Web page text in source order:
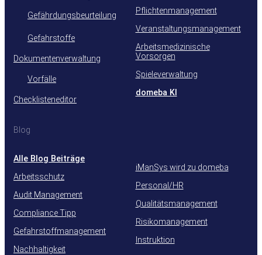
Gefährdungsbeurteilung
Gefahrstoffe
Dokumentenverwaltung
Vorfälle
Checklisteneditor
Pflichtenmanagement
Veranstaltungsmanagement
Arbeitsmedizinische
Vorsorgen
Spieleverwaltung
domeba KI
Blog
Alle Blog Beiträge
Arbeitsschutz
Audit Management
Compliance Tipp
Gefahrstoffmanagement
Nachhaltigkeit
iManSys wird zu domeba
Personal/HR
Qualitätsmanagement
Risikomanagement
Instruktion